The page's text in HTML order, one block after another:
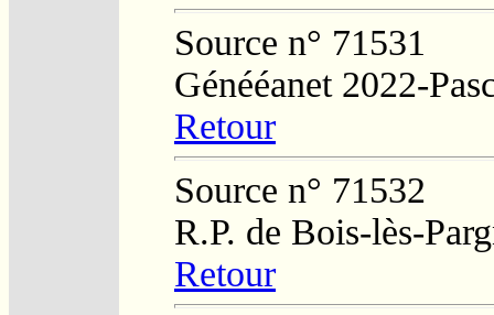
Source n° 71531
Génééanet 2022-
Retour
Source n° 71532
R.P. de Bois-lès-
Retour